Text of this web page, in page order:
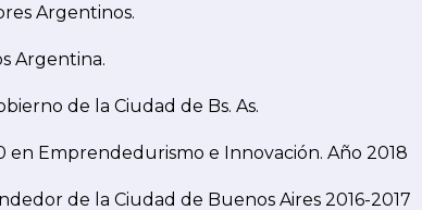
Argentinos.
Argentina.
de la Ciudad de Bs. As.
Emprendedurismo e Innovación. Año 2018
de la Ciudad de Buenos Aires 2016-2017